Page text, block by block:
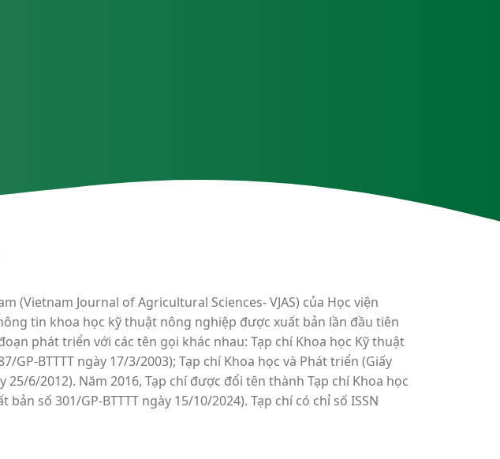
(Vietnam Journal of Agricultural Sciences- VJAS) của Học viện
tin khoa học kỹ thuật nông nghiệp được xuất bản lần đầu tiên
phát triển với các tên gọi khác nhau: Tạp chí Khoa học Kỹ thuật
GP-BTTTT ngày 17/3/2003); Tạp chí Khoa học và Phát triển (Giấy
25/6/2012). Năm 2016, Tạp chí được đổi tên thành Tạp chí Khoa học
số 301/GP-BTTTT ngày 15/10/2024). Tạp chí có chỉ số ISSN